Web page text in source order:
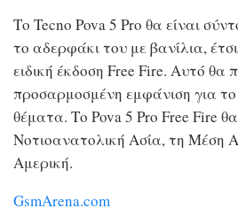
Το Tecno Pova 5 Pro θα είναι
το αδερφάκι του με βανίλια,
ειδική έκδοση Free Fire. Αυτό θα
προσαρμοσμένη εμφάνιση για
θέματα. Το Pova 5 Pro Free Fire θα
Νοτιοανατολική Ασία, τη Μέση
Αμερική.
GsmArena.com